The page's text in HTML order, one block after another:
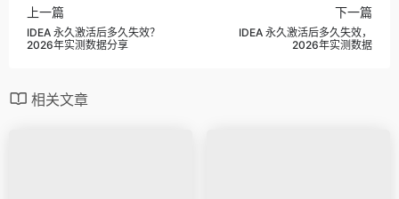
上一篇
IDEA 永久激活后多久失效？
2026年实测数据分享
下一篇
IDEA 永久激活后多久失效，
2026年实测数据
相关文章